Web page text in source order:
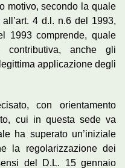
motivo, secondo la quale
4 d.l. n.6 del 1993,
1993 comprende, quale
contributiva, anche gli
applicazione degli
con orientamento
cui in questa sede va
ha superato un’iniziale
la regolarizzazione dei
del D.L. 15 gennaio